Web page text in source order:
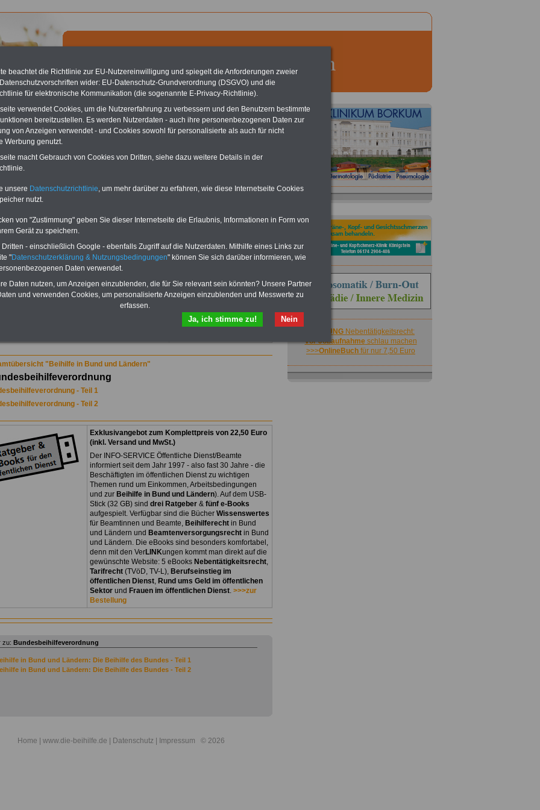
Reha - Recherchieren Sie mit dem "führenden" Klinikverzeichnis
führende Klinikverzeichnis rund um die Beihilfe" gibt ihnen Orientierung
nach der geeigneten Klinik für Ihre nächsten Reha. Sie können auch
von A bis Z
suchen. Beamtinnen und Beamte finden zudem
Angebote nach Gesundheitswochen..
in Bund und Ländern: Bundesbeihilfeverordnung
für 7,50 Euro zzgl. Versand und MwSt.
Euro
bleiben Sie in den
wichtigsten Fragen zum
Laufenden:
Sie finden im Portal
bzw. eBooks zum
herunterladen, lesen und
"Beihilfe in Bund und Ländern"
- Teil 1
- Teil 2
Exklusivangebot zum Komplettpreis von 22,50 Euro
(inkl. Versand und MwSt.)
Der INFO-SERVICE Öffentliche Dienst/Beamte
informiert seit dem Jahr 1997 - also fast 30 Jahre - die
Beschäftigten im öffentlichen Dienst zu wichtigen
Themen rund um Einkommen, Arbeitsbedingungen
und zur Beihilfe in Bund und Ländern). Auf dem USB-
Stick (32 GB) sind drei Ratgeber& fünf e-Books
aufgespielt. Verfügbar sind die Bücher Wissenswertes
für Beamtinnen und Beamte, Beihilferechtin Bund
und Ländern und Beamtenversorgungsrechtin Bund
und Ländern. Die eBooks sind besonders komfortabel,
denn mit den VerLINKungen kommt man direkt auf die
gewünschte Website: 5 eBooks Nebentätigkeitsrecht,
Tarifrecht (TVöD, TV-L), Berufseinstieg im
öffentlichen Dienst, Rund ums Geld im öffentlichen
Sektorund Frauen im öffentlichen Dienst. >>>zur
Bestellung
zu: Bundesbeihilfeverordnung
in Bund und Ländern: Die Beihilfe des Bundes - Teil 1
in Bund und Ländern: Die Beihilfe des Bundes - Teil 2
Home | www.die-beihilfe.de | Datenschutz Impressum © 2026
ACHTUNG Nebentätigkeitsrecht:
vor Jobaufnahmeschlau machen
>>>OnlineBuch für nur 7,50 Euro
beachtet die Richtlinie zur EU-Nutzereinwilligung und spiegelt die Anforderungen zweier
wider: EU-Datenschutz-Grundverordnung (DSGVO) und die
für elektronische Kommunikation (die sogenannte E-Privacy-Richtlinie).
verwendet Cookies, um die Nutzererfahrung zu verbessern und den Benutzern bestimmte
bereitzustellen. Es werden Nutzerdaten - auch ihre personenbezogenen Daten zur
von Anzeigen verwendet - und Cookies sowohl für personalisierte als auch für nicht
Werbung genutzt.
macht Gebrauch von Cookies von Dritten, siehe dazu weitere Details in der
unsere Datenschutzrichtlinie, um mehr darüber zu erfahren, wie diese Internetseite Cookies
nutzt.
von "Zustimmung" geben Sie dieser Internetseite die Erlaubnis, Informationen in Form von
Gerät zu speichern.
- einschließlich Google - ebenfalls Zugriff auf die Nutzerdaten. Mithilfe eines Links zur
"Datenschutzerklärung & Nutzungsbedingungen" können Sie sich darüber informieren, wie
Daten verwendet.
Daten nutzen, um Anzeigen einzublenden, die für Sie relevant sein könnten? Unsere Partner
und verwenden Cookies, um personalisierte Anzeigen einzublenden und Messwerte zu
erfassen.
Nein
Ja, ich stimme zu!